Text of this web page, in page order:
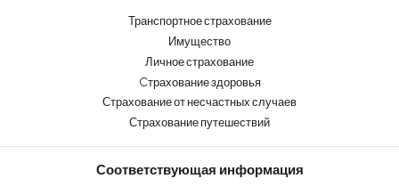
Транспортное страхование
Имущество
Личное страхование
Cтрахование здоровья
Страхование от несчастных случаев
Страхование путешествий
Соответствующая информация